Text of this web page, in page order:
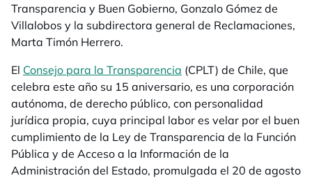
Transparencia y Buen Gobierno, Gonzalo Gómez de
Villalobos y la subdirectora general de Reclamaciones,
Marta Timón Herrero.
El Consejo para la Transparencia se abre en una pestaña
(CPLT) de Chile, que
celebra este año su 15 aniversario, es una corporación
autónoma, de derecho público, con personalidad
jurídica propia, cuya principal labor es velar por el buen
cumplimiento de la Ley de Transparencia de la Función
Pública y de Acceso a la Información de la
Administración del Estado, promulgada el 20 de agosto